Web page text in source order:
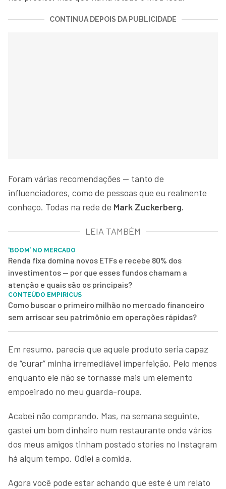
CONTINUA DEPOIS DA PUBLICIDADE
Foram várias recomendações — tanto de
influenciadores, como de pessoas que eu realmente
conheço. Todas na rede de Mark Zuckerberg.
LEIA TAMBÉM
‘BOOM’ NO MERCADO
Renda fixa domina novos ETFs e recebe 80% dos
investimentos — por que esses fundos chamam a
atenção e quais são os principais?
CONTEÚDO EMPIRICUS
Como buscar o primeiro milhão no mercado financeiro
sem arriscar seu patrimônio em operações rápidas?
Em resumo, parecia que aquele produto seria capaz
de “curar” minha irremediável imperfeição. Pelo menos
enquanto ele não se tornasse mais um elemento
empoeirado no meu guarda-roupa.
Acabei não comprando. Mas, na semana seguinte,
gastei um bom dinheiro num restaurante onde vários
dos meus amigos tinham postado stories no Instagram
há algum tempo. Odiei a comida.
Agora você pode estar achando que este é um relato